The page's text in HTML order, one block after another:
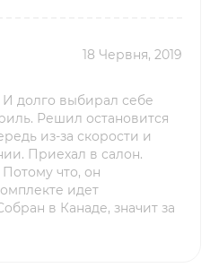
18 Червня, 2019
долго выбирал себе
Решил остановится
из-за скорости и
Приехал в салон.
что, он
идет
в Канаде, значит за